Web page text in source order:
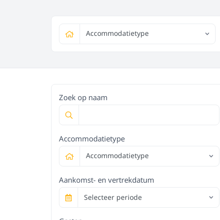
Accommodatietype
Zoek op naam
Accommodatietype
Accommodatietype
Aankomst- en vertrekdatum
Selecteer periode